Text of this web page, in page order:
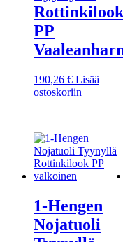
Rottinkilook
PP
190,26 € Lisää
ostoskoriin
1-Hengen
Nojatuoli